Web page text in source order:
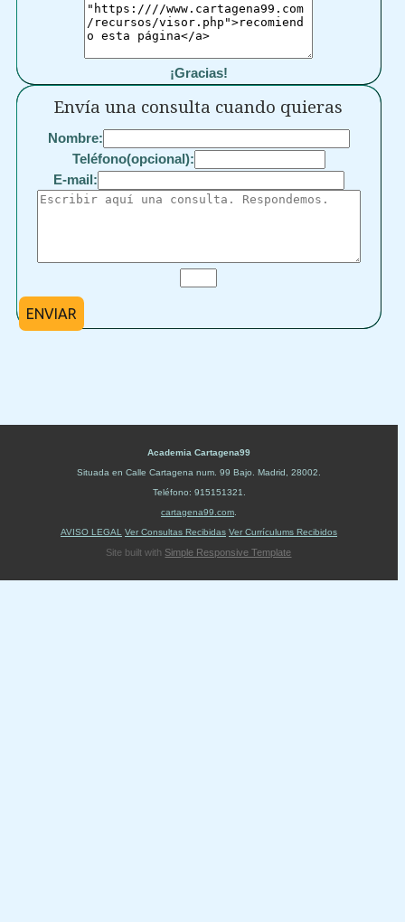
¡Gracias!
Envía una consulta cuando quieras
Nombre:
Teléfono(opcional):
E-mail:
ENVIAR
Academia Cartagena99
Situada en Calle Cartagena num. 99 Bajo Madrid 28002
Teléfono: 915151321
cartagena99.com
AVISO LEGAL
Ver Consultas Recibidas Ver Currículums Recibidos
Site built with Simple Responsive Template